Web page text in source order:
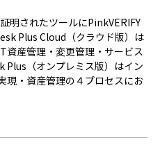
明されたツールにPinkVERIFY
Plus Cloud（クラウド版）は
資産管理・変更管理・サービス
Plus（オンプレミス版）はイン
現・資産管理の４プロセスにお